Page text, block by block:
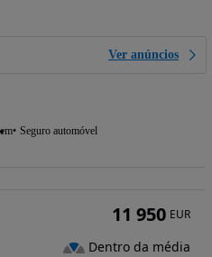
Ver anúncios
Seguro automóvel
11 950 EUR
Dentro da média